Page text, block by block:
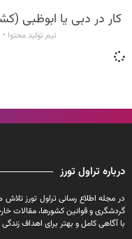
کار در دبی یا ابوظبی
تیم تولید محتوا
درباره تراول تورز
در مجله اطلاع رسانی تراول تورز
گردشگری و قوانین کشورها، مقالات
با آگاهی کامل و بهتر برای اهداف